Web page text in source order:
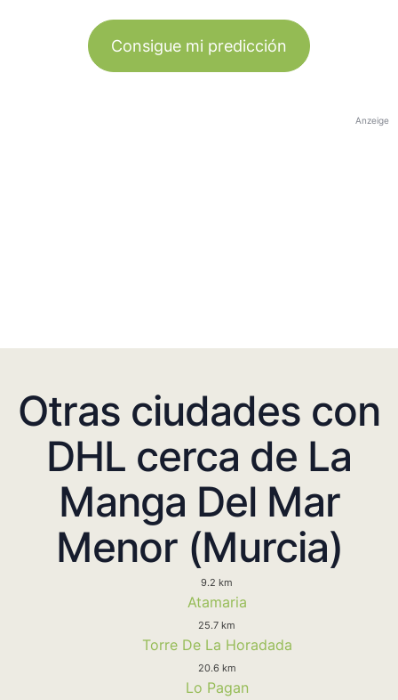
Consigue mi predicción
Anzeige
Otras ciudades con
DHL cerca de La
Manga Del Mar
Menor (Murcia)
9.2 km
Atamaria
25.7 km
Torre De La Horadada
20.6 km
Lo Pagan